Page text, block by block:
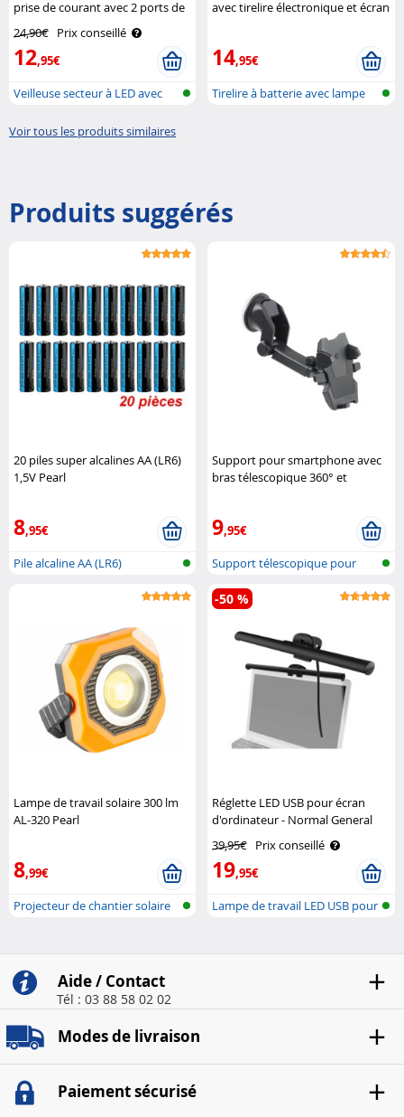
prise de courant avec 2 ports de
chargement USB (10 W) Luminea
24,90€ Prix conseillé
12,95€
Veilleuse secteur à LED avec
avec tirelire électronique et écran
14,95€
Tirelire à batterie avec lampe
Voir tous les produits similaires
Produits suggérés
20 piles super alcalines AA (LR6)
1,5V Pearl
8,95€
Pile alcaline AA (LR6)
Support pour smartphone avec
bras télescopique 360° et
9,95€
Support télescopique pour
Smartphon..
Lampe de travail solaire 300 lm
AL-320 Pearl
8,99€
Projecteur de chantier solaire
Réglette LED USB pour écran
d'ordinateur - Normal General
39,95€ Prix conseillé
19,95€
-50 %
Lampe de travail LED USB pour
Aide / Contact
Tél : 03 88 58 02 02
Modes de livraison
Paiement sécurisé